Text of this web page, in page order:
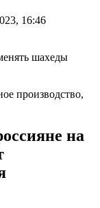
16:46
производство,
на